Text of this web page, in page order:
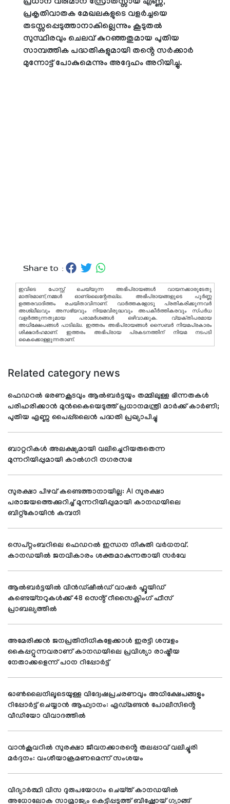
പ്രധാന വരുമാന സ്രോതസ്സായ എണ്ണ,
പ്രകൃതിവാതക മേഖലകളുടെ വളർച്ചയെ
തടസ്സപ്പെടുത്താനാകില്ലെന്നും കൂടുതൽ
സുസ്ഥിരവും ചെലവ് കുറഞ്ഞതുമായ പുതിയ
സാമ്പത്തിക പദ്ധതികളുമായി തൻ്റെ സർക്കാർ
മുന്നോട്ട് പോകുമെന്നും അദ്ദേഹം അറിയിച്ചു.
Share to :
ഇവിടെ പോസ്റ്റ് ചെയ്യുന്ന അഭിപ്രായങ്ങള്‍ വായനക്കാരുടേതു
മാത്രമാണ്,നമ്മൾ ഓണ്ലൈന്റേതല്ല. അഭിപ്രായങ്ങളുടെ പൂർണ്ണ
ഉത്തരവാദിത്തം രചയിതാവിനാണ്. വാര്‍ത്തകളോടു പ്രതികരിക്കുന്നവര്‍
അശ്ലീലവും അസഭ്യവും നിയമവിരുദ്ധവും അപകീര്‍ത്തികരവും സ്പര്‍ധ
വളര്‍ത്തുന്നതുമായ പരാമര്‍ശങ്ങള്‍ ഒഴിവാക്കുക. വ്യക്തിപരമായ
അധിക്ഷേപങ്ങള്‍ പാടില്ല. ഇത്തരം അഭിപ്രായങ്ങള്‍ സൈബര്‍ നിയമപ്രകാരം
ശിക്ഷാര്‍ഹമാണ്. ഇത്തരം അഭിപ്രായ പ്രകടനത്തിന് നിയമ നടപടി
കൈക്കൊള്ളുന്നതാണ്.
Related category news
ഫെഡറൽ ഭരണകൂടവും ആൽബർട്ടയും തമ്മിലുള്ള ഭിന്നതകൾ
പരിഹരിക്കാൻ മുൻകൈയെടുത്ത് പ്രധാനമന്ത്രി മാർക്ക് കാർണി;
പുതിയ എണ്ണ പൈപ്പ്‌ലൈൻ പദ്ധതി പ്രഖ്യാപിച്ചു
ബാറ്ററികൾ അലക്ഷ്യമായി വലിച്ചെറിയരുതെന്ന
മുന്നറിയിപ്പുമായി കാൽഗറി നഗരസഭ
സുരക്ഷാ പിഴവ് കണ്ടെത്താനായില്ല: AI സുരക്ഷാ
പരാജയത്തെക്കുറിച്ച് മുന്നറിയിപ്പുമായി കാനഡയിലെ
ബിറ്റ്‌കോയിൻ കമ്പനി
സെപ്റ്റംബറിലെ ഫെഡറൽ ഇന്ധന നികുതി വർധനവ്.
കാനഡയിൽ ജനവികാരം ശക്തമാകുന്നതായി സർവേ
ആൽബർട്ടയിൽ വിൻഡ്‌ഷീൽഡ് വാഷർ ഫ്ലൂയിഡ്
കണ്ടെയ്നറുകൾക്ക് 48 സെൻ്റ് റീസൈക്ലിംഗ് ഫീസ്
പ്രാബല്യത്തിൽ
അമേരിക്കൻ ജനപ്രതിനിധികളേക്കാൾ ഇരട്ടി ശമ്പളം
കൈപ്പറ്റുന്നവരാണ് കാനഡയിലെ പ്രവിശ്യാ രാഷ്ട്രീയ
നേതാക്കളെന്ന് പഠന റിപ്പോർട്ട്
ഓൺലൈനിലൂടെയുള്ള വിദ്വേഷപ്രചരണവും അധിക്ഷേപങ്ങളും
റിപ്പോർട്ട് ചെയ്യാൻ ആഹ്വാനം: എഡ്മണ്ടൻ പോലീസിൻ്റെ
വീഡിയോ വിവാദത്തിൽ
വാൻകൂവറിൽ സുരക്ഷാ ജീവനക്കാരൻ്റെ തലപ്പാവ് വലിച്ചൂരി
മർദ്ദനം: വംശീയാക്രമണമെന്ന് സംശയം
വിദ്യാർത്ഥി വിസ ദുരുപയോഗം ചെയ്ത് കാനഡയിൽ
അധോലോക സാമ്രാജ്യം കെട്ടിപ്പടുത്ത് ബിഷ്ണോയ് ഗ്യാങ്ങ്